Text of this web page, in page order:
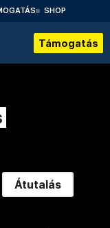
SHOP
Támogatás
Átutalás